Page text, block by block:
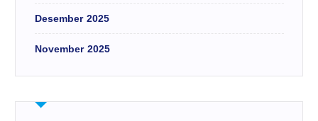
Desember 2025
November 2025